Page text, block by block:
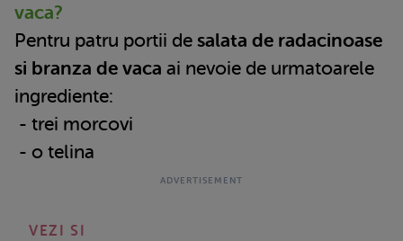
vaca?
Pentru patru portii de salata de radacinoase
si branza de vaca ai nevoie de urmatoarele
ingrediente:
- trei morcovi
- o telina
VEZI SI